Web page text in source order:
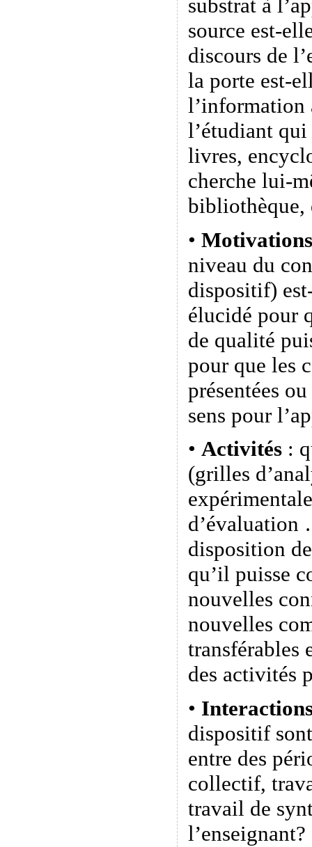
substrat à
source est-
discours de
la porte est-
l’information
l’étudiant
livres,
cherche lui-
bibliothèque,
•
niveau du
dispositif)
élucidé pour
de qualité
pour que les
présentées
sens pour
• Activités :
(grilles
disposition
qu’il puisse
nouvelles
nouvelles
transférables
des activités
•
dispositif
entre des
collectif,
travail de
l’enseignant?